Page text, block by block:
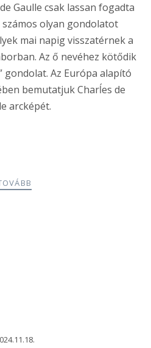
Gaulle csak lassan fogadta
olyan gondolatot
mai napig visszatérnek a
Az ő nevéhez kötődik
gondolat. Az Európa alapító
bemutatjuk Charĺes de
arcképét.